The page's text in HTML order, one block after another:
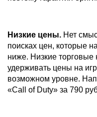
Низкие цены. Нет
поисках цен, которые
ниже. Низкие торговые
удерживать цены на
возможном уровне.
«Call of Duty» за 790